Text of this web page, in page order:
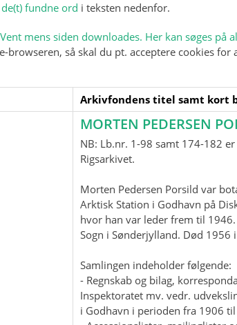
fundne ord i teksten nedenfor.
mens siden downloades. Her kan søges på
browseren, så skal du pt. acceptere cookies
Arkivfondens titel samt kort
MORTEN PEDERSEN
NB: Lb.nr. 1-98 samt 174-182
Rigsarkivet.
Morten Pedersen Porsild var
Arktisk Station i Godhavn på
hvor han var leder frem til
Sogn i Sønderjylland. Død 1956
Samlingen indeholder følgende:
- Regnskab og bilag,
Inspektoratet mv. vedr.
i Godhavn i perioden fra 1906